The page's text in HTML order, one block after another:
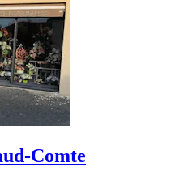
Comte